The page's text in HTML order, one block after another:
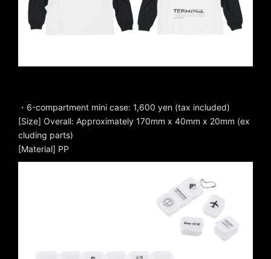
・6-compartment mini case: 1,600 yen (tax included)
[Size] Overall: Approximately 170mm x 40mm x 20mm (ex
cluding parts)
[Material] PP